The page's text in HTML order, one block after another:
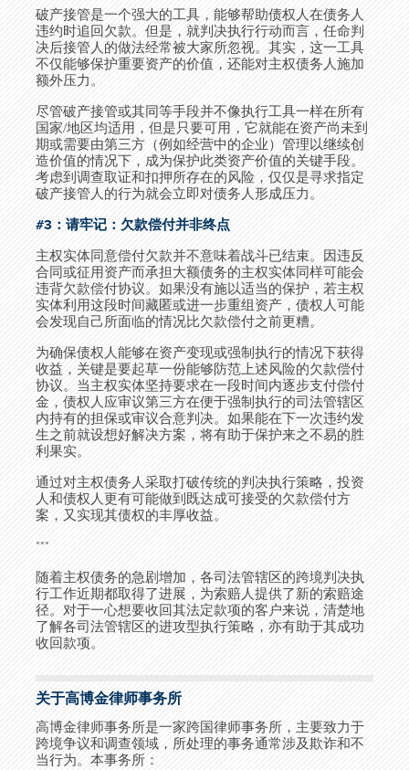
破产接管是一个强大的工具，能够帮助债权人在债务人
违约时追回欠款。但是，就判决执行行动而言，任命判
决后接管人的做法经常被大家所忽视。其实，这一工具
不仅能够保护重要资产的价值，还能对主权债务人施加
额外压力。
尽管破产接管或其同等手段并不像执行工具一样在所有
国家/地区均适用，但是只要可用，它就能在资产尚未到
期或需要由第三方（例如经营中的企业）管理以继续创
造价值的情况下，成为保护此类资产价值的关键手段。
考虑到调查取证和扣押所存在的风险，仅仅是寻求指定
破产接管人的行为就会立即对债务人形成压力。
#3：请牢记：欠款偿付并非终点
主权实体同意偿付欠款并不意味着战斗已结束。因违反
合同或征用资产而承担大额债务的主权实体同样可能会
违背欠款偿付协议。如果没有施以适当的保护，若主权
实体利用这段时间藏匿或进一步重组资产，债权人可能
会发现自己所面临的情况比欠款偿付之前更糟。
为确保债权人能够在资产变现或强制执行的情况下获得
收益，关键是要起草一份能够防范上述风险的欠款偿付
协议。当主权实体坚持要求在一段时间内逐步支付偿付
金，债权人应审议第三方在便于强制执行的司法管辖区
内持有的担保或审议合意判决。如果能在下一次违约发
生之前就设想好解决方案，将有助于保护来之不易的胜
利果实。
通过对主权债务人采取打破传统的判决执行策略，投资
人和债权人更有可能做到既达成可接受的欠款偿付方
案，又实现其债权的丰厚收益。
***
随着主权债务的急剧增加，各司法管辖区的跨境判决执
行工作近期都取得了进展，为索赔人提供了新的索赔途
径。对于一心想要收回其法定款项的客户来说，清楚地
了解各司法管辖区的进攻型执行策略，亦有助于其成功
收回款项。
关于高博金律师事务所
高博金律师事务所是一家跨国律师事务所，主要致力于
跨境争议和调查领域，所处理的事务通常涉及欺诈和不
当行为。本事务所：